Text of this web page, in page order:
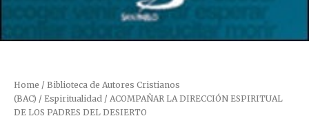
Home / Biblioteca de Autores Cristianos
(BAC) / Espiritualidad / ACOMPAÑAR LA DIRECCIÓN ESPIRITUAL
DE LOS PADRES DEL DESIERTO